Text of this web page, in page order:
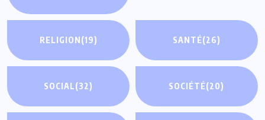
RELIGION(19) SANTÉ(26)
SOCIAL(32) SOCIÉTÉ(20)